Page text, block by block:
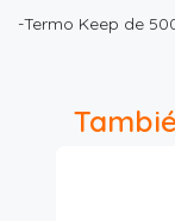
-Termo Keep de